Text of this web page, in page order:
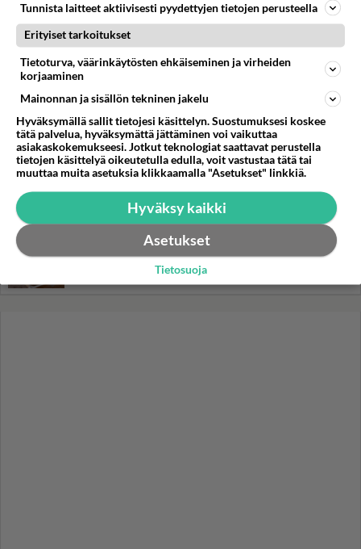
rahasalkun Henry-
miljonääriltä
Luetuimmat: Aarne Pelkonen
ja Noora Louhimo vihdoinkin
Tiesitkö? Martina Aitolehden
isäpuoli on tämä suosittu
laulaja
Helmi Loukasmäki?
Kun yksi kauhallinen ei riitä...
Tämä helppo arkiruoka ei jää
Tunnista laitteet aktiivisesti pyydettyjen tietojen perusteella
Erityiset tarkoitukset
Tietoturva, väärinkäytösten ehkäiseminen ja virheiden
korjaaminen
Mainonnan ja sisällön tekninen jakelu
Hyväksymällä sallit tietojesi käsittelyn. Suostumuksesi koskee
tätä palvelua, hyväksymättä jättäminen voi vaikuttaa
asiakaskokemukseesi. Jotkut teknologiat saattavat perustella
tietojen käsittelyä oikeutetulla edulla, voit vastustaa tätä tai
muuttaa muita asetuksia klikkaamalla "Asetukset" linkkiä.
Hyväksy kaikki
Asetukset
Tietosuoja